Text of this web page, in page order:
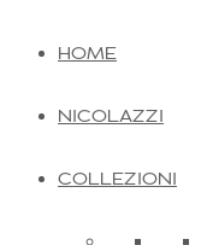
HOME
NICOLAZZI
COLLEZIONI